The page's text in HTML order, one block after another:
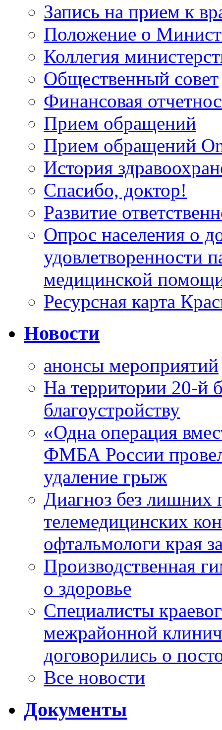
Запись на прием к
Положение о
Коллегия
Общественный совет
Финансовая
Прием обращений
Прием обращений
История
Спасибо, доктор!
Развитие
Опрос населения о
удовлетворенности
медицинской
Ресурсная карта
Новости
анонсы мероприятий
На территории 20-й
благоустройству
«Одна операция
ФМБА России
удаление грыж
Диагноз без лишних
телемедицинских
офтальмологи края
Производственная
о здоровье
Специалисты
межрайонной
договорились о
Все новости
Документы